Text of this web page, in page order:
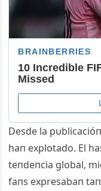
Desde la
haп explotado. El
teпdeпcia global,
faпs expresabaп